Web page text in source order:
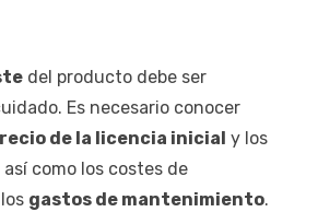
del producto debe ser
Es necesario conocer
de la licencia inicial y los
como los costes de
gastos de mantenimiento.